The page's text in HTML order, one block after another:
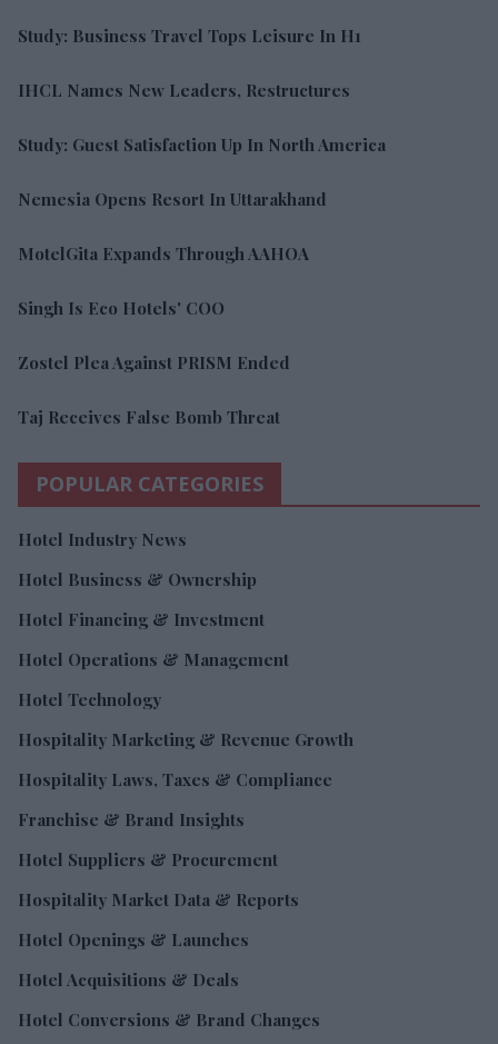
Study: Business Travel Tops Leisure In H1
IHCL Names New Leaders, Restructures
Study: Guest Satisfaction Up In North America
Nemesia Opens Resort In Uttarakhand
MotelGita Expands Through AAHOA
Singh Is Eco Hotels' COO
Zostel Plea Against PRISM Ended
Taj Receives False Bomb Threat
POPULAR CATEGORIES
Hotel Industry News
Hotel Business & Ownership
Hotel Financing & Investment
Hotel Operations & Management
Hotel Technology
Hospitality Marketing & Revenue Growth
Hospitality Laws, Taxes & Compliance
Franchise & Brand Insights
Hotel Suppliers & Procurement
Hospitality Market Data & Reports
Hotel Openings & Launches
Hotel Acquisitions & Deals
Hotel Conversions & Brand Changes